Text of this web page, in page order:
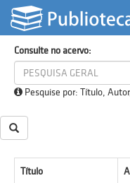
Consultar acervo
Consulte no acervo:
Pesquise por: Título,
Título